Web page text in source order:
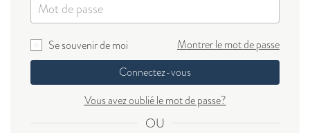
Se souvenir de moi
Montrer le mot de passe
Connectez-vous
Vous avez oublié le mot de passe?
OU